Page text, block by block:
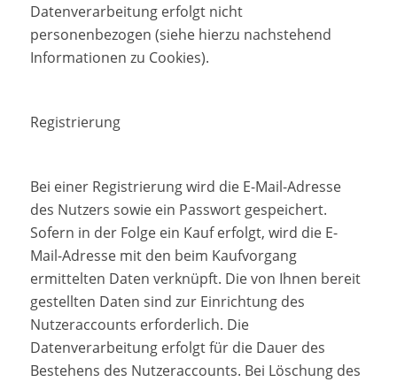
Datenverarbeitung erfolgt nicht
personenbezogen (siehe hierzu nachstehend
Informationen zu Cookies).
Registrierung
Bei einer Registrierung wird die E-Mail-Adresse
des Nutzers sowie ein Passwort gespeichert.
Sofern in der Folge ein Kauf erfolgt, wird die E-
Mail-Adresse mit den beim Kaufvorgang
ermittelten Daten verknüpft. Die von Ihnen bereit
gestellten Daten sind zur Einrichtung des
Nutzeraccounts erforderlich. Die
Datenverarbeitung erfolgt für die Dauer des
Bestehens des Nutzeraccounts. Bei Löschung des